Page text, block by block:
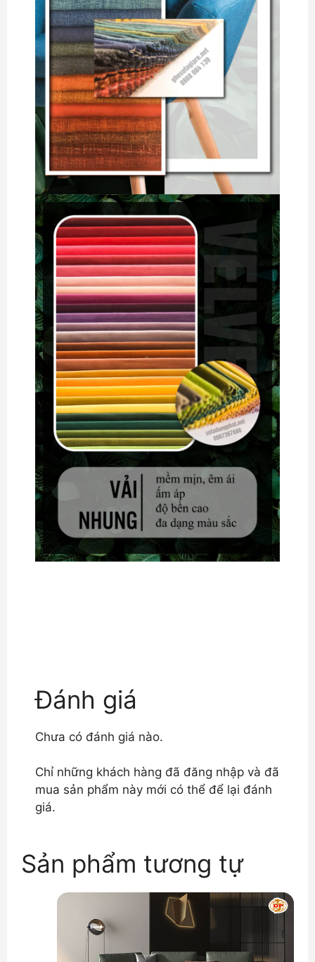
Đánh giá
Chưa có đánh giá nào.
Chỉ những khách hàng đã đăng nhập và đã
mua sản phẩm này mới có thể để lại đánh
giá.
Sản phẩm tương tự